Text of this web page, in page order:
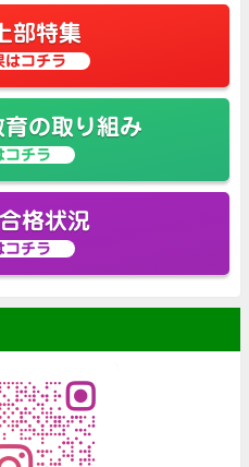
部特集
はコチラ
の取り組み
コチラ
格状況
コチラ